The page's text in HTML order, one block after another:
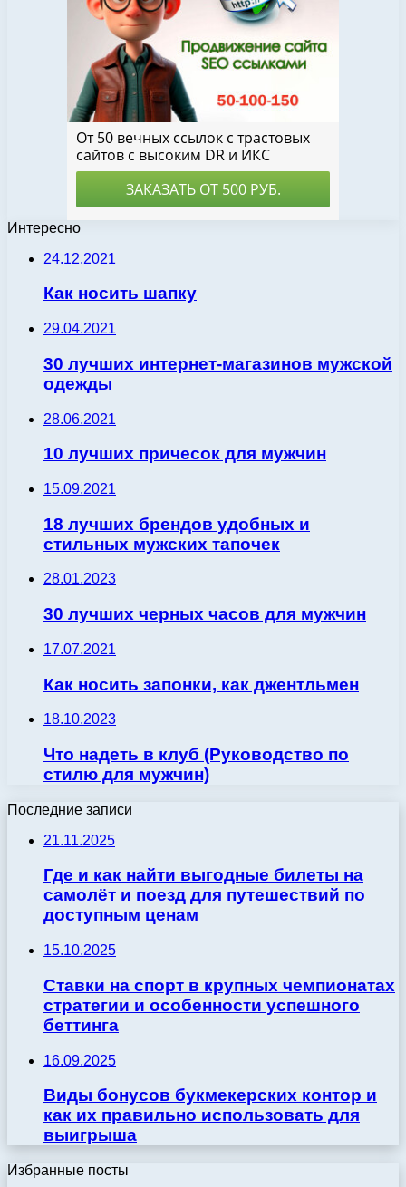
Интересно
24.12.2021
Как носить шапку
29.04.2021
30 лучших интернет-магазинов мужской
одежды
28.06.2021
10 лучших причесок для мужчин
15.09.2021
18 лучших брендов удобных и
стильных мужских тапочек
28.01.2023
30 лучших черных часов для мужчин
17.07.2021
Как носить запонки, как джентльмен
18.10.2023
Что надеть в клуб (Руководство по
стилю для мужчин)
Последние записи
21.11.2025
Где и как найти выгодные билеты на
самолёт и поезд для путешествий по
доступным ценам
15.10.2025
Ставки на спорт в крупных чемпионатах
стратегии и особенности успешного
беттинга
16.09.2025
Виды бонусов букмекерских контор и
как их правильно использовать для
выигрыша
Избранные посты